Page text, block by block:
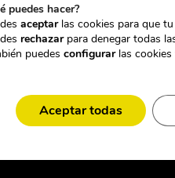
escucha espía a través
Tan solo debe pegar el
puedes hacer?
aceptarlas cookies para que
rechazarpara denegar todas
puedes configurarlas cookies
Aceptar todas